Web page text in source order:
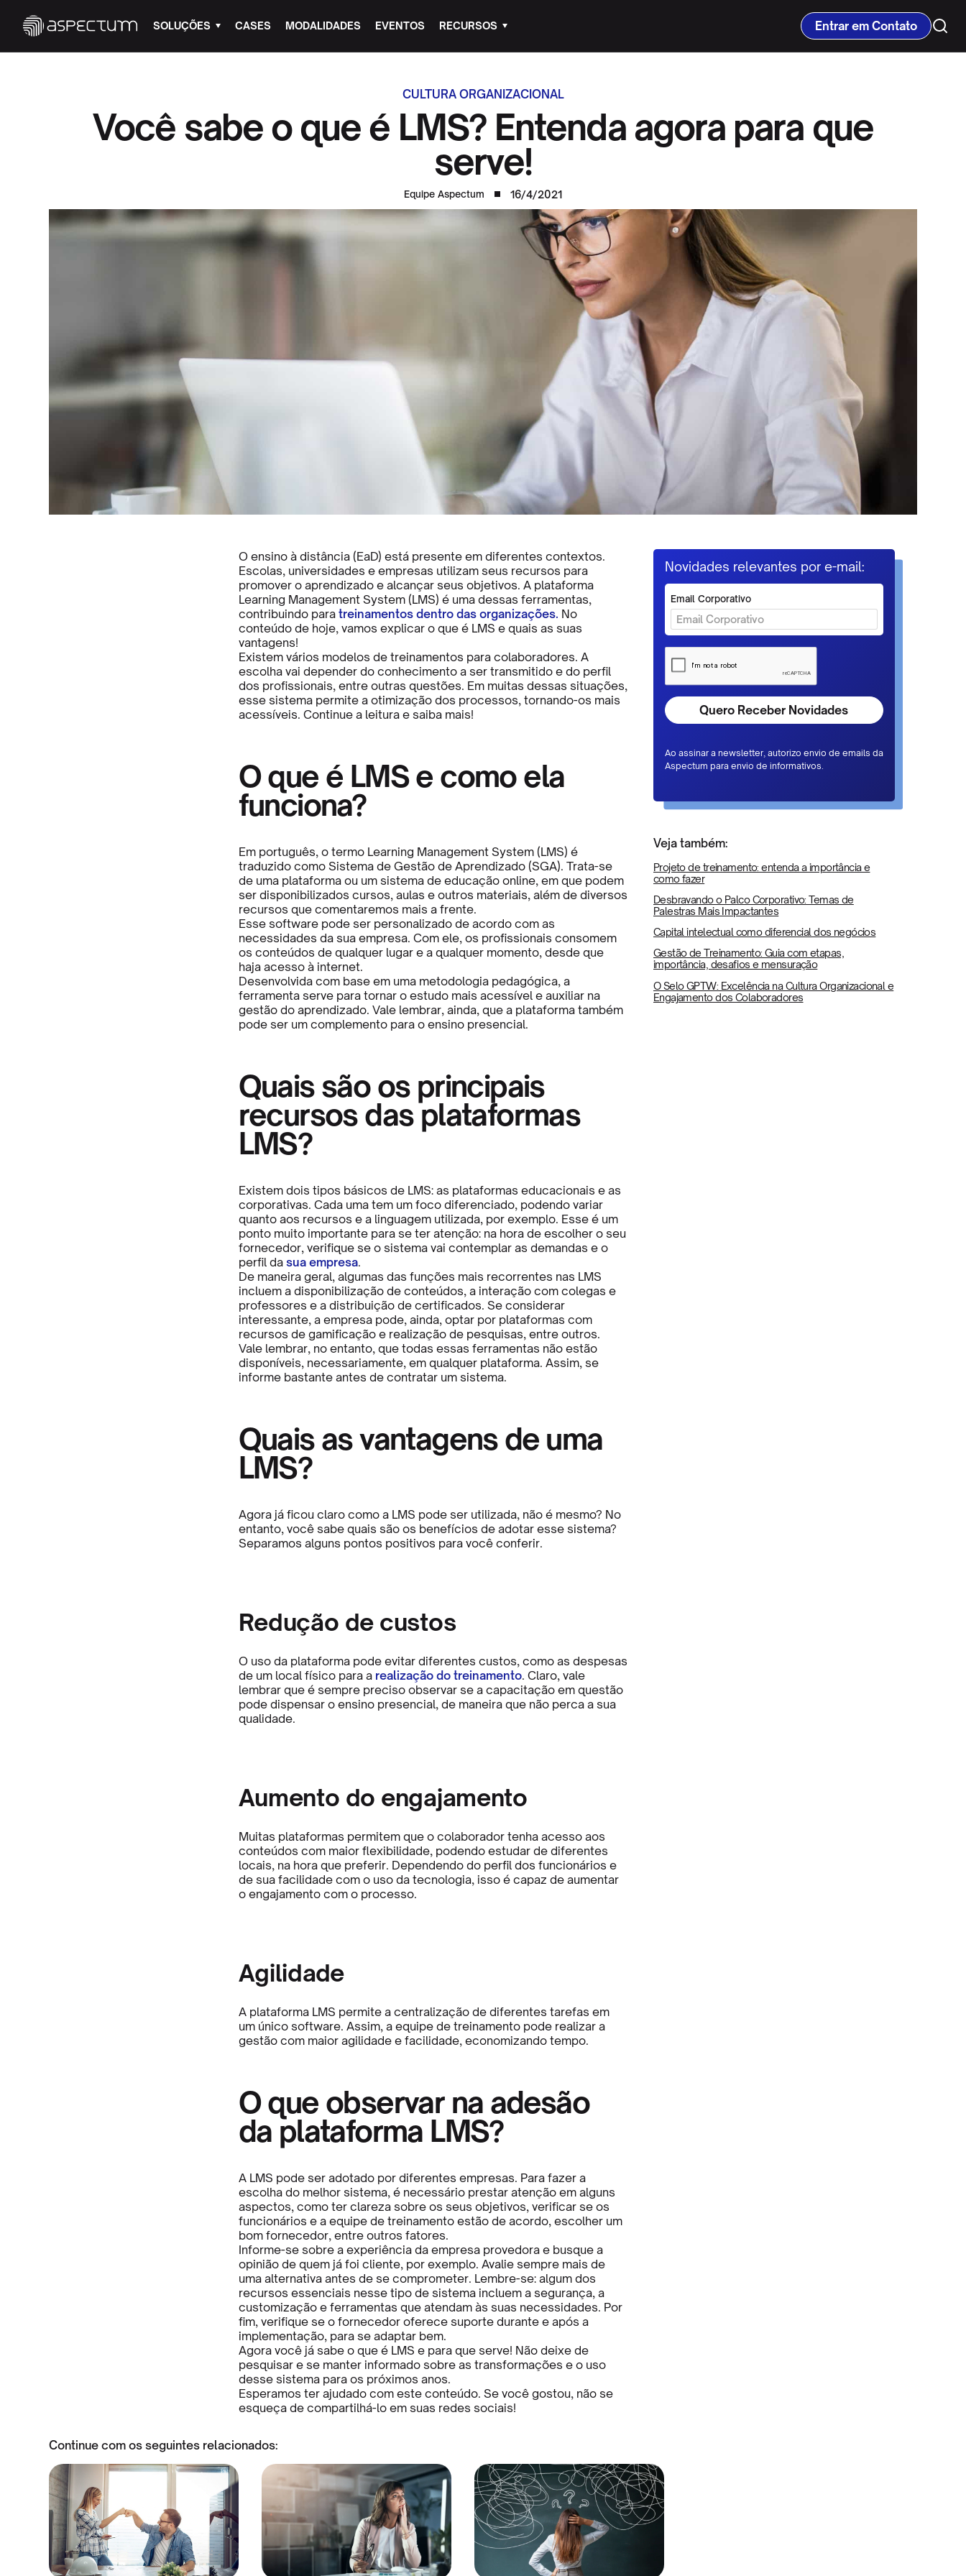
SOLUÇÕES CASES MODALIDADES EVENTOS RECURSOS Entrar em Contato
CULTURA ORGANIZACIONAL
Você sabe o que é LMS? Entenda agora para que
serve!
Equipe Aspectum 16/4/2021
O ensino à distância (EaD) está presente em diferentes contextos.
Escolas, universidades e empresas utilizam seus recursos para
promover o aprendizado e alcançar seus objetivos. A plataforma
Learning Management System (LMS) é uma dessas ferramentas,
contribuindo para treinamentos dentro das organizações. No
conteúdo de hoje, vamos explicar o que é LMS e quais as suas
vantagens!
Existem vários modelos de treinamentos para colaboradores. A
escolha vai depender do conhecimento a ser transmitido e do perfil
dos profissionais, entre outras questões. Em muitas dessas situações,
esse sistema permite a otimização dos processos, tornando-os mais
acessíveis. Continue a leitura e saiba mais!
O que é LMS e como ela
funciona?
Em português, o termo Learning Management System (LMS) é
traduzido como Sistema de Gestão de Aprendizado (SGA). Trata-se
de uma plataforma ou um sistema de educação online, em que podem
ser disponibilizados cursos, aulas e outros materiais, além de diversos
recursos que comentaremos mais a frente.
Esse software pode ser personalizado de acordo com as
necessidades da sua empresa. Com ele, os profissionais consomem
os conteúdos de qualquer lugar e a qualquer momento, desde que
haja acesso à internet.
Desenvolvida com base em uma metodologia pedagógica, a
ferramenta serve para tornar o estudo mais acessível e auxiliar na
gestão do aprendizado. Vale lembrar, ainda, que a plataforma também
pode ser um complemento para o ensino presencial.
Quais são os principais
recursos das plataformas
LMS?
Existem dois tipos básicos de LMS: as plataformas educacionais e as
corporativas. Cada uma tem um foco diferenciado, podendo variar
quanto aos recursos e a linguagem utilizada, por exemplo. Esse é um
ponto muito importante para se ter atenção: na hora de escolher o seu
fornecedor, verifique se o sistema vai contemplar as demandas e o
perfil da sua empresa.
De maneira geral, algumas das funções mais recorrentes nas LMS
incluem a disponibilização de conteúdos, a interação com colegas e
professores e a distribuição de certificados. Se considerar
interessante, a empresa pode, ainda, optar por plataformas com
recursos de gamificação e realização de pesquisas, entre outros.
Vale lembrar, no entanto, que todas essas ferramentas não estão
disponíveis, necessariamente, em qualquer plataforma. Assim, se
informe bastante antes de contratar um sistema.
Quais as vantagens de uma
LMS?
Agora já ficou claro como a LMS pode ser utilizada, não é mesmo? No
entanto, você sabe quais são os benefícios de adotar esse sistema?
Separamos alguns pontos positivos para você conferir.
Redução de custos
O uso da plataforma pode evitar diferentes custos, como as despesas
de um local físico para a realização do treinamento. Claro, vale
lembrar que é sempre preciso observar se a capacitação em questão
pode dispensar o ensino presencial, de maneira que não perca a sua
qualidade.
Aumento do engajamento
Muitas plataformas permitem que o colaborador tenha acesso aos
conteúdos com maior flexibilidade, podendo estudar de diferentes
locais, na hora que preferir. Dependendo do perfil dos funcionários e
de sua facilidade com o uso da tecnologia, isso é capaz de aumentar
o engajamento com o processo.
Agilidade
A plataforma LMS permite a centralização de diferentes tarefas em
um único software. Assim, a equipe de treinamento pode realizar a
gestão com maior agilidade e facilidade, economizando tempo.
O que observar na adesão
da plataforma LMS?
A LMS pode ser adotado por diferentes empresas. Para fazer a
escolha do melhor sistema, é necessário prestar atenção em alguns
aspectos, como ter clareza sobre os seus objetivos, verificar se os
funcionários e a equipe de treinamento estão de acordo, escolher um
bom fornecedor, entre outros fatores.
Informe-se sobre a experiência da empresa provedora e busque a
opinião de quem já foi cliente, por exemplo. Avalie sempre mais de
uma alternativa antes de se comprometer. Lembre-se: algum dos
recursos essenciais nesse tipo de sistema incluem a segurança, a
customização e ferramentas que atendam às suas necessidades. Por
fim, verifique se o fornecedor oferece suporte durante e após a
implementação, para se adaptar bem.
Agora você já sabe o que é LMS e para que serve! Não deixe de
pesquisar e se manter informado sobre as transformações e o uso
desse sistema para os próximos anos.
Esperamos ter ajudado com este conteúdo. Se você gostou, não se
esqueça de compartilhá-lo em suas redes sociais!
Novidades relevantes por e-mail:
Email Corporativo
Ao assinar a newsletter, autorizo envio de emails da
Aspectum para envio de informativos.
Veja também:
Projeto de treinamento: entenda a importância e
como fazer
Desbravando o Palco Corporativo: Temas de
Palestras Mais Impactantes
Capital intelectual como diferencial dos negócios
Gestão de Treinamento: Guia com etapas,
importância, desafios e mensuração
O Selo GPTW: Excelência na Cultura Organizacional e
Engajamento dos Colaboradores
Continue com os seguintes relacionados: